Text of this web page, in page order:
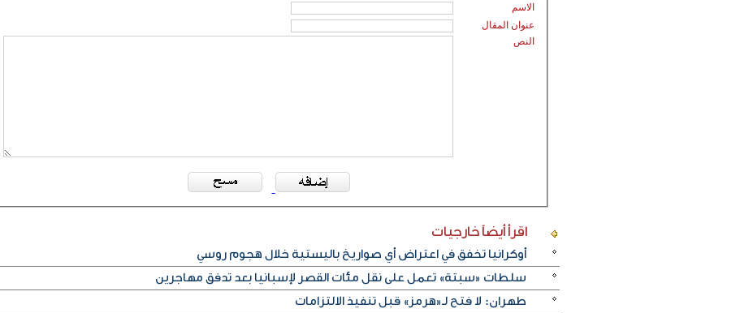
الاسم
عنوان المقال
النص
اقرأ أيضاًخارجيات
أوكرانيا تخفق في اعتراض أي صواريخ باليستية خلال هجوم روسي
سلطات «سبتة» تعمل على نقل مئات القصر لإسبانيا بعد تدفق مهاجرين
طهران: لا فتح لـ«هرمز» قبل تنفيذ الالتزامات